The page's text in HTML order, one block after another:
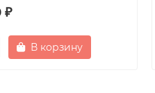
₽
В корзину